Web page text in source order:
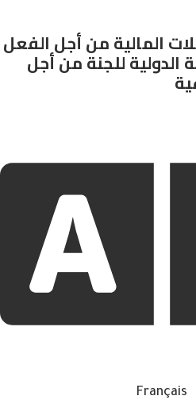
المالية من أجل الفعل
للجنة من أجل
Français